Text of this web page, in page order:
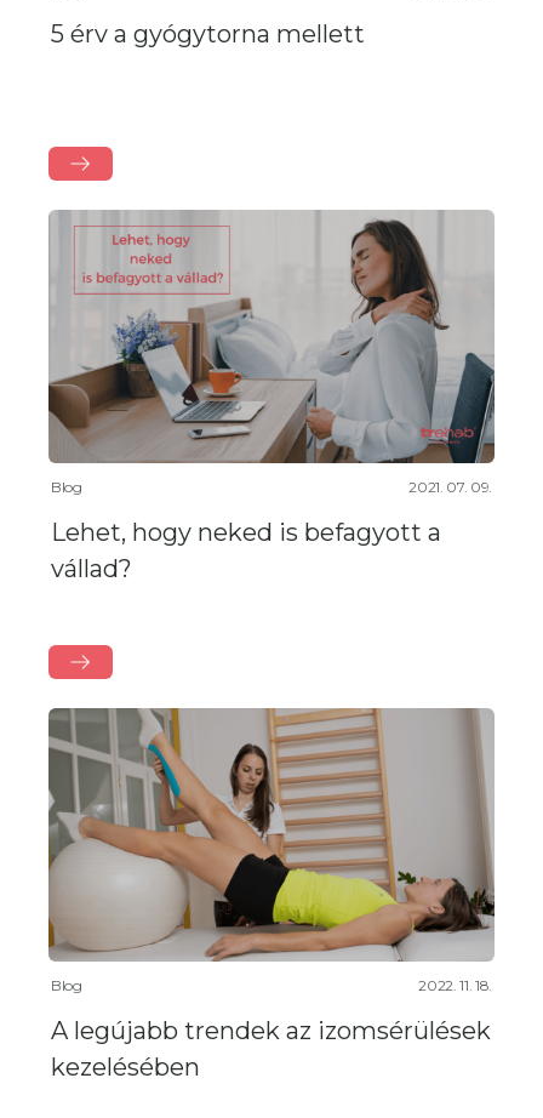
5 érv a gyógytorna mellett
Blog 2021. 07. 09.
Lehet, hogy neked is befagyott a
vállad?
Blog 2022. 11. 18.
A legújabb trendek az izomsérülések
kezelésében